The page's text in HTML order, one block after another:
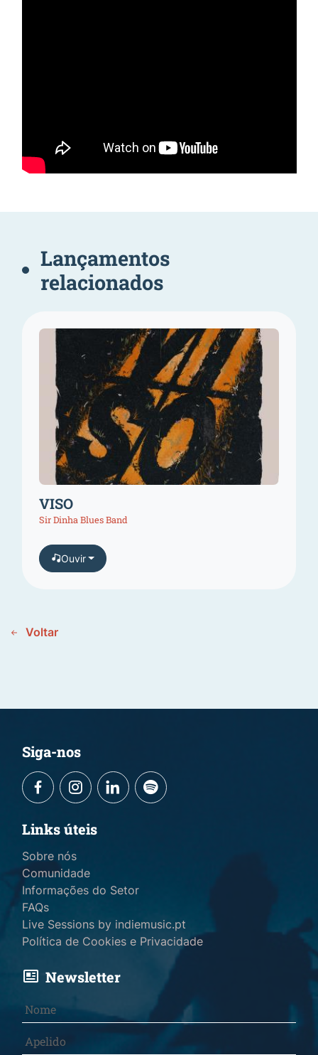
Lançamentos
relacionados
VISO
Sir Dinha Blues Band
Ouvir
Voltar
Siga-nos
Links úteis
Sobre nós
Comunidade
Informações do Setor
FAQs
Live Sessions by indiemusic.pt
Política de Cookies e Privacidade
Newsletter